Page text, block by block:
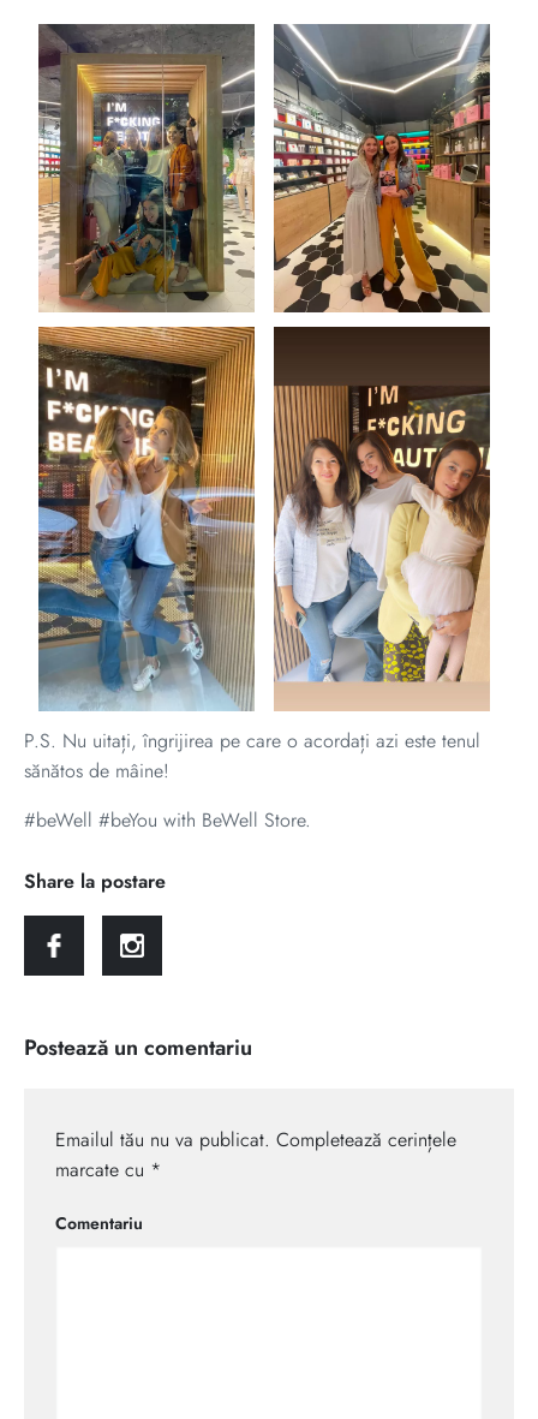
P.S. Nu uitați, îngrijirea pe care o acordați azi este tenul
sănătos de mâine!
#beWell #beYou with BeWell Store.
Share la postare
Postează un comentariu
Emailul tău nu va publicat. Completează cerințele
marcate cu *
Comentariu